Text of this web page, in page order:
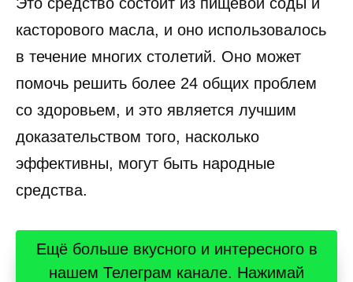
касторового масла, и оно использовалось
в течение многих столетий. Оно может
помочь решить более 24 общих проблем
со здоровьем, и это является лучшим
доказательством того, насколько
эффективны, могут быть народные
средства.
Ещё больше вкусного и интересного в
нашем Телеграм канале. Нажимай